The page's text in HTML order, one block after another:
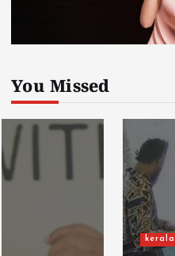
You Missed
must read